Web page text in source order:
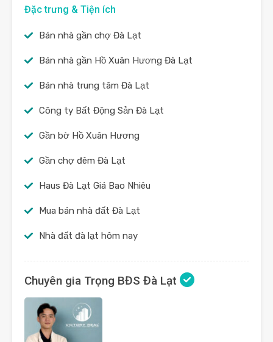
Đặc trưng & Tiện ích
Bán nhà gần chợ Đà Lạt
Bán nhà gần Hồ Xuân Hương Đà Lạt
Bán nhà trung tâm Đà Lạt
Công ty Bất Động Sản Đà Lạt
Gần bờ Hồ Xuân Hương
Gần chợ đêm Đà Lạt
Haus Đà Lạt Giá Bao Nhiêu
Mua bán nhà đất Đà Lạt
Nhà đất đà lạt hôm nay
Chuyên gia Trọng BĐS Đà Lạt